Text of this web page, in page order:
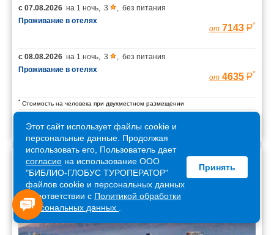
с 07.08.2026 на 1 ночь 3
без питания
Проживание в отелях
от 7143 *
с 08.08.2026 на 1 ночь 3
без питания
Проживание в отелях
от 4635 *
* Стоимость на человека при двухместном размещении
Армения
Этот сайт использует файлы cookie и
персональные данные. Продолжая
использовать его, Пользователь дает
согласие на использование ООО
"БИБЛИО-ГЛОБУС ТУРОПЕРАТОР"
файлов cookie и персональных данных
в соответствии с Политикой обработки
персональных данных
Принять